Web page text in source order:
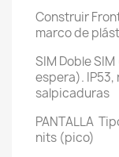
Construir
marco de
SIM Doble
espera). IP53,
salpicaduras
PANTALLA
nits (pico)